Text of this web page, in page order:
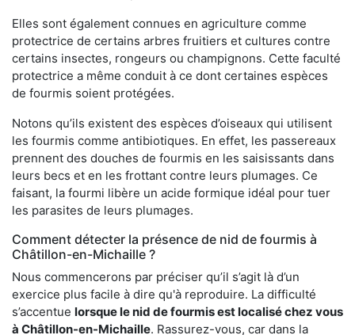
Elles sont également connues en agriculture comme
protectrice de certains arbres fruitiers et cultures contre
certains insectes, rongeurs ou champignons. Cette faculté
protectrice a même conduit à ce dont certaines espèces
de fourmis soient protégées.
Notons qu’ils existent des espèces d’oiseaux qui utilisent
les fourmis comme antibiotiques. En effet, les passereaux
prennent des douches de fourmis en les saisissants dans
leurs becs et en les frottant contre leurs plumages. Ce
faisant, la fourmi libère un acide formique idéal pour tuer
les parasites de leurs plumages.
Comment détecter la présence de nid de fourmis à
Châtillon-en-Michaille ?
Nous commencerons par préciser qu’il s’agit là d’un
exercice plus facile à dire qu'à reproduire. La difficulté
s’accentue lorsque le nid de fourmis est localisé chez vous
à Châtillon-en-Michaille. Rassurez-vous, car dans la